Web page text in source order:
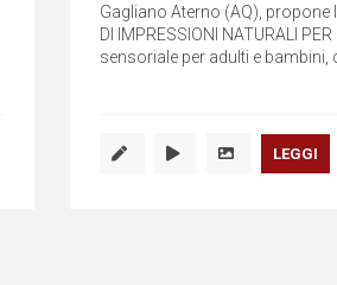
Gagliano Aterno (AQ), propone
DI IMPRESSIONI NATURALI
sensoriale per adulti e bambini,
LEGGI